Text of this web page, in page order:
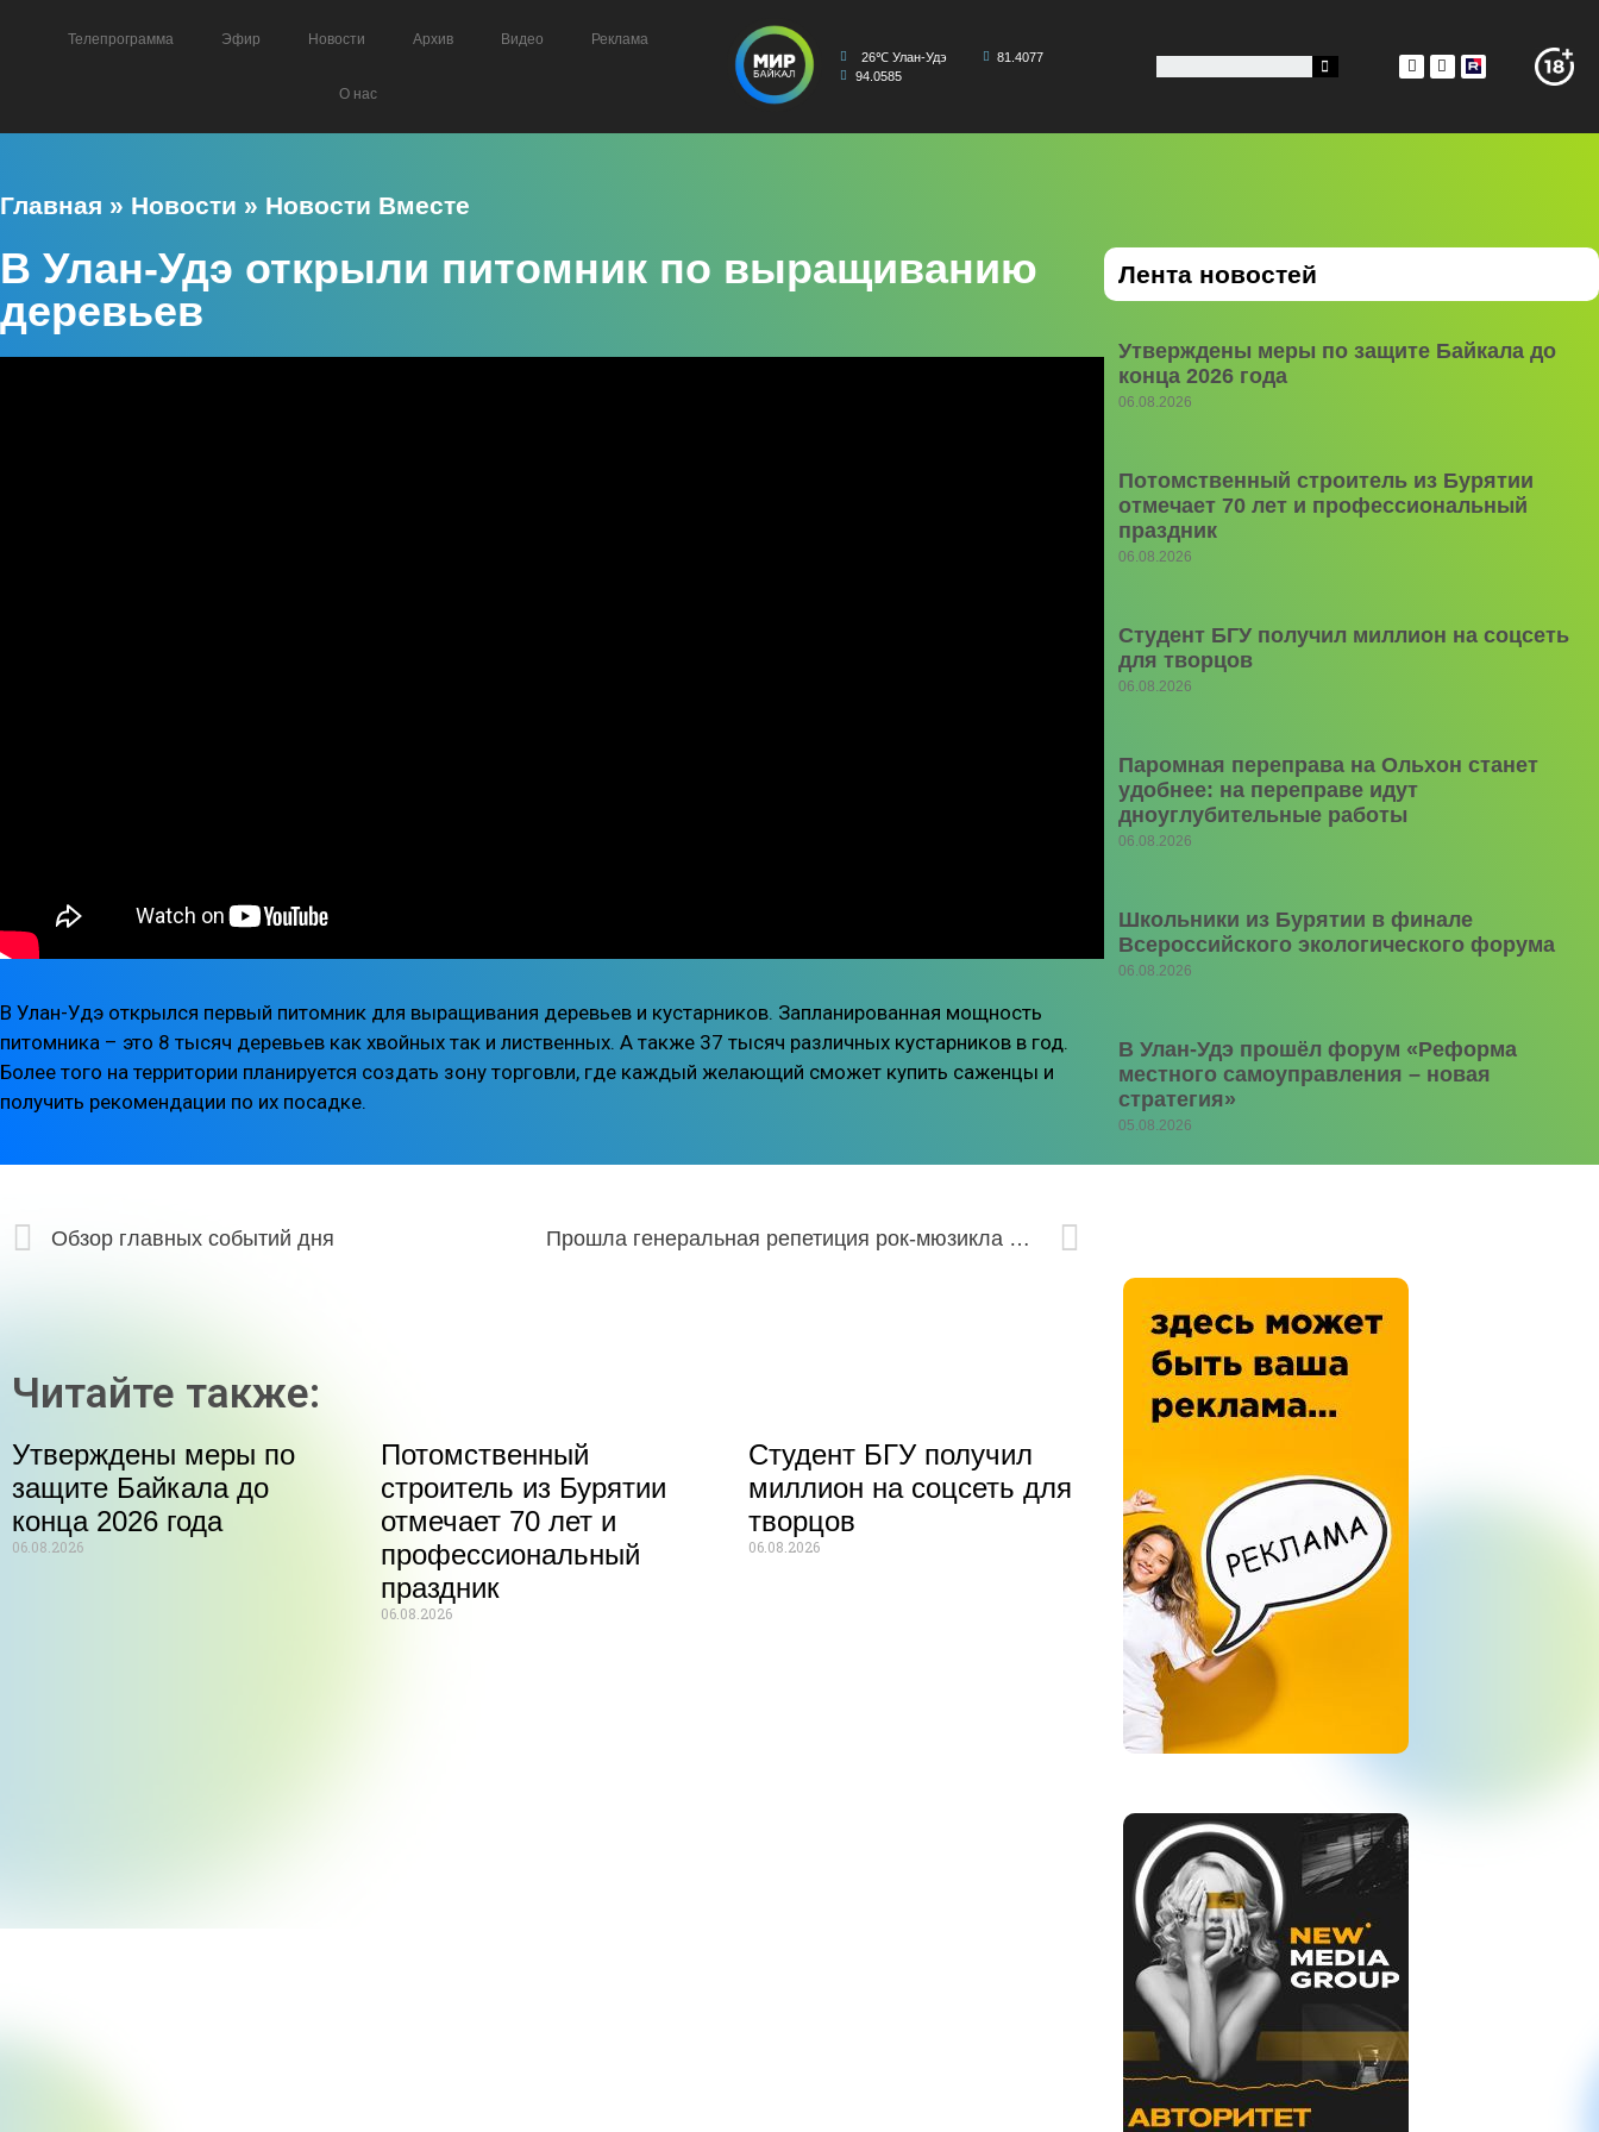
Телепрограмма Эфир Новости Архив Видео Реклама
О нас
26℃ Улан-Удэ
81.4077
94.0585
Главная » Новости » Новости Вместе
В Улан-Удэ открыли питомник по выращиванию
деревьев
В Улан-Удэ открылся первый питомник для выращивания деревьев и кустарников. Запланированная мощность
питомника – это 8 тысяч деревьев как хвойных так и лиственных. А также 37 тысяч различных кустарников в год.
Более того на территории планируется создать зону торговли, где каждый желающий сможет купить саженцы и
получить рекомендации по их посадке.
Лента новостей
Утверждены меры по защите Байкала до
конца 2026 года
06.08.2026
Потомственный строитель из Бурятии
отмечает 70 лет и профессиональный
праздник
06.08.2026
Студент БГУ получил миллион на соцсеть
для творцов
06.08.2026
Паромная переправа на Ольхон станет
удобнее: на переправе идут
дноуглубительные работы
06.08.2026
Школьники из Бурятии в финале
Всероссийского экологического форума
06.08.2026
В Улан-Удэ прошёл форум «Реформа
местного самоуправления – новая
стратегия»
05.08.2026
Обзор главных событий дня Прошла генеральная репетиция рок-мюзикла «Бальжан Хатан»
Читайте также:
Утверждены меры по
защите Байкала до
конца 2026 года
06.08.2026
Потомственный
строитель из Бурятии
отмечает 70 лет и
профессиональный
праздник
06.08.2026
Студент БГУ получил
миллион на соцсеть для
творцов
06.08.2026